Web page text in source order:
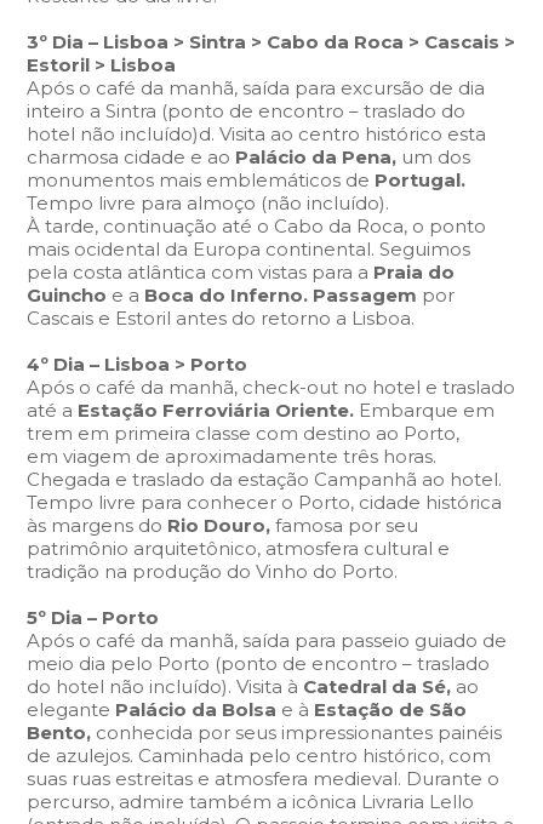
3º Dia – Lisboa > Sintra > Cabo da Roca > Cascais >
Estoril > Lisboa
Após o café da manhã, saída para excursão de dia
inteiro a Sintra (ponto de encontro – traslado do
hotel não incluído)d. Visita ao centro histórico esta
charmosa cidade e ao Palácio da Pena, um dos
monumentos mais emblemáticos de Portugal.
Tempo livre para almoço (não incluído).
À tarde, continuação até o Cabo da Roca, o ponto
mais ocidental da Europa continental. Seguimos
pela costa atlântica com vistas para a Praia do
Guincho e a Boca do Inferno. Passagem por
Cascais e Estoril antes do retorno a Lisboa.
4º Dia – Lisboa > Porto
Após o café da manhã, check-out no hotel e traslado
até a Estação Ferroviária Oriente. Embarque em
trem em primeira classe com destino ao Porto,
em viagem de aproximadamente três horas.
Chegada e traslado da estação Campanhã ao hotel.
Tempo livre para conhecer o Porto, cidade histórica
às margens do Rio Douro,famosa por seu
patrimônio arquitetônico, atmosfera cultural e
tradição na produção do Vinho do Porto.
5º Dia – Porto
Após o café da manhã, saída para passeio guiado de
meio dia pelo Porto (ponto de encontro – traslado
do hotel não incluído). Visita à Catedral da Sé, ao
elegante Palácio da Bolsa e à Estação de São
Bento, conhecida por seus impressionantes painéis
de azulejos. Caminhada pelo centro histórico, com
suas ruas estreitas e atmosfera medieval. Durante o
percurso, admire também a icônica Livraria Lello